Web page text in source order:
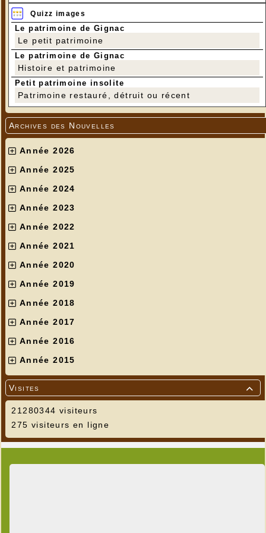
Quizz images
Le patrimoine de Gignac
Le petit patrimoine
Le patrimoine de Gignac
Histoire et patrimoine
Petit patrimoine insolite
Patrimoine restauré, détruit ou récent
Archives des Nouvelles
Année 2026
Année 2025
Année 2024
Année 2023
Année 2022
Année 2021
Année 2020
Année 2019
Année 2018
Année 2017
Année 2016
Année 2015

Visites
21280344 visiteurs
275 visiteurs en ligne